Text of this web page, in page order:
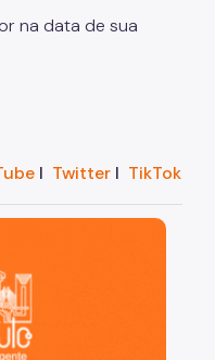
na data de sua
I TwitterI TikTok
resiliente e sustentável